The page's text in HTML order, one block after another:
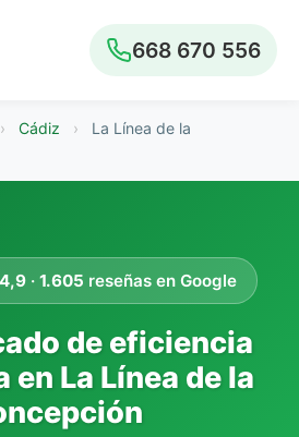
668 670 556
› Cádiz ›
La Línea de la
4,9 · 1.605 reseñas en Google
de eficiencia
en La Línea de la